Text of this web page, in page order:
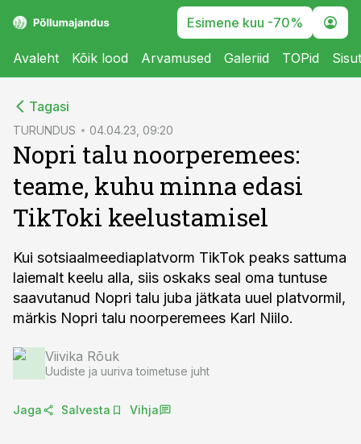
Esimene kuu -70%
Avaleht Kõik lood Arvamused Galeriid TOPid
Tagasi
TURUNDUS 04.04.23, 09:20
Nopri talu noorperemees:
teame, kuhu minna edasi
TikToki keelustamisel
Kui sotsiaalmeediaplatvorm TikTok peaks sattuma
laiemalt keelu alla, siis oskaks seal oma tuntuse
saavutanud Nopri talu juba jätkata uuel platvormil,
märkis Nopri talu noorperemees Karl Niilo.
Viivika Rõuk
Uudiste ja uuriva toimetuse juht
Jaga Salvesta Vihja